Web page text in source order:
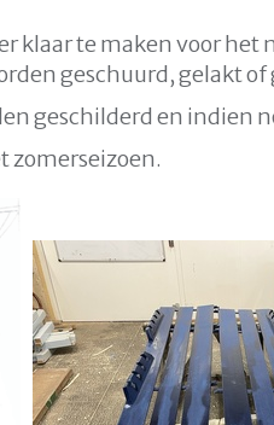
klaar te maken voor het
geschuurd, gelakt of
geschilderd en indien
zomerseizoen.